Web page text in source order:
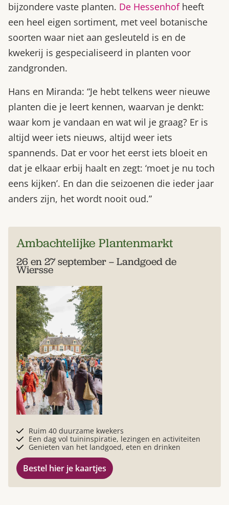
bijzondere vaste planten. De Hessenhofheeft
een heel eigen sortiment, met veel botanische
soorten waar niet aan gesleuteld is en de
kwekerij is gespecialiseerd in planten voor
zandgronden.
Hans en Miranda: “Je hebt telkens weer nieuwe
planten die je leert kennen, waarvan je denkt:
waar kom je vandaan en wat wil je graag? Er is
altijd weer iets nieuws, altijd weer iets
spannends. Dat er voor het eerst iets bloeit en
dat je elkaar erbij haalt en zegt: ‘moet je nu toch
eens kijken’. En dan die seizoenen die ieder jaar
anders zijn, het wordt nooit oud.”
Ambachtelijke Plantenmarkt
26 en 27 september – Landgoed de
Wiersse
Ruim 40 duurzame kwekers
Een dag vol tuininspiratie, lezingen en activiteiten
Genieten van het landgoed, eten en drinken
Bestel hier je kaartjes